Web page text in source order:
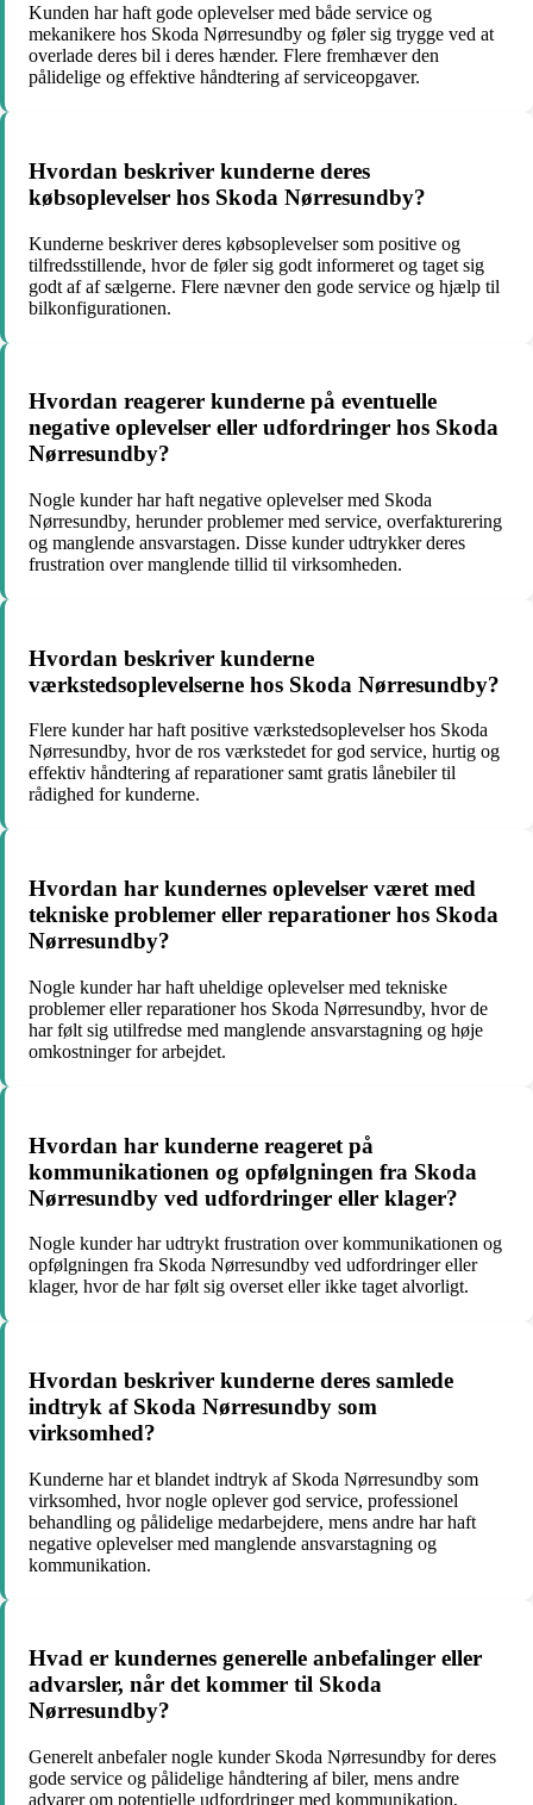
Kunden har haft gode oplevelser med både service og
mekanikere hos Skoda Nørresundby og føler sig trygge ved at
overlade deres bil i deres hænder. Flere fremhæver den
pålidelige og effektive håndtering af serviceopgaver.
Hvordan beskriver kunderne deres
købsoplevelser hos Skoda Nørresundby?
Kunderne beskriver deres købsoplevelser som positive og
tilfredsstillende, hvor de føler sig godt informeret og taget sig
godt af af sælgerne. Flere nævner den gode service og hjælp til
bilkonfigurationen.
Hvordan reagerer kunderne på eventuelle
negative oplevelser eller udfordringer hos Skoda
Nørresundby?
Nogle kunder har haft negative oplevelser med Skoda
Nørresundby, herunder problemer med service, overfakturering
og manglende ansvarstagen. Disse kunder udtrykker deres
frustration over manglende tillid til virksomheden.
Hvordan beskriver kunderne
værkstedsoplevelserne hos Skoda Nørresundby?
Flere kunder har haft positive værkstedsoplevelser hos Skoda
Nørresundby, hvor de ros værkstedet for god service, hurtig og
effektiv håndtering af reparationer samt gratis lånebiler til
rådighed for kunderne.
Hvordan har kundernes oplevelser været med
tekniske problemer eller reparationer hos Skoda
Nørresundby?
Nogle kunder har haft uheldige oplevelser med tekniske
problemer eller reparationer hos Skoda Nørresundby, hvor de
har følt sig utilfredse med manglende ansvarstagning og høje
omkostninger for arbejdet.
Hvordan har kunderne reageret på
kommunikationen og opfølgningen fra Skoda
Nørresundby ved udfordringer eller klager?
Nogle kunder har udtrykt frustration over kommunikationen og
opfølgningen fra Skoda Nørresundby ved udfordringer eller
klager, hvor de har følt sig overset eller ikke taget alvorligt.
Hvordan beskriver kunderne deres samlede
indtryk af Skoda Nørresundby som
virksomhed?
Kunderne har et blandet indtryk af Skoda Nørresundby som
virksomhed, hvor nogle oplever god service, professionel
behandling og pålidelige medarbejdere, mens andre har haft
negative oplevelser med manglende ansvarstagning og
kommunikation.
Hvad er kundernes generelle anbefalinger eller
advarsler, når det kommer til Skoda
Nørresundby?
Generelt anbefaler nogle kunder Skoda Nørresundby for deres
gode service og pålidelige håndtering af biler, mens andre
advarer om potentielle udfordringer med kommunikation,